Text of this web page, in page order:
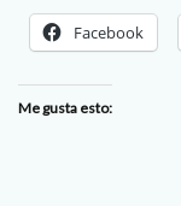
Facebook
Me gusta esto: